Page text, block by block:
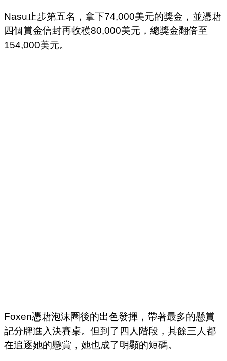
Nasu止步第五名，拿下74,000美元的獎金，並憑藉
四個賞金信封再收穫80,000美元，總獎金翻倍至
154,000美元。
Foxen憑藉泡沫圈後的出色發揮，帶著最多的懸賞
記分牌進入決賽桌。但到了四人階段，其餘三人都
在追逐她的懸賞，她也成了明顯的短碼。